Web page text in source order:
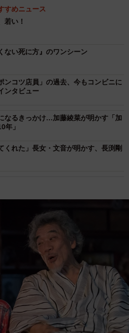
すめニュース
若い！
ない死に方』のワンシーン
ンコツ店員」の過去、今もコンビニに
ンタビュー
なるきっかけ…加藤綾菜が明かす「加
年」
くれた」長女・文音が明かす、長渕剛